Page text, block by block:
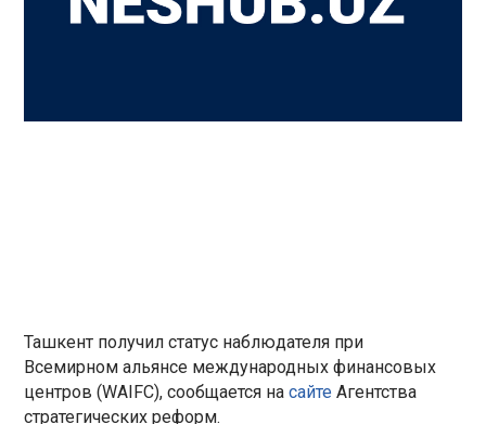
Ташкент получил статус наблюдателя при
Всемирном альянсе международных финансовых
центров (WAIFC), сообщается насайтеАгентства
стратегических реформ.